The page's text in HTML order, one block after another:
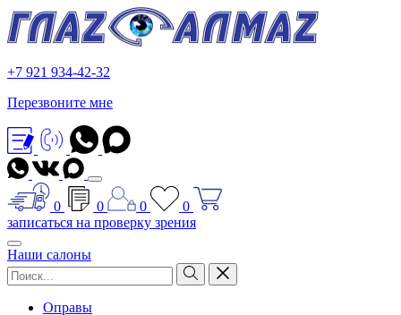
+7 921 934-42-32
Перезвоните мне
0 0 0
0
записаться на проверку зрения
Наши салоны
Оправы